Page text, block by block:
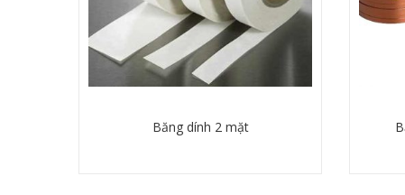
Băng dính 2 mặt